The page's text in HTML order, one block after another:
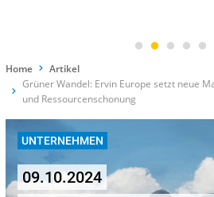
Home
Artikel
Grüner Wandel: Ervin Europe setzt neue
und Ressourcenschonung
UNTERNEHMEN
09.10.2024